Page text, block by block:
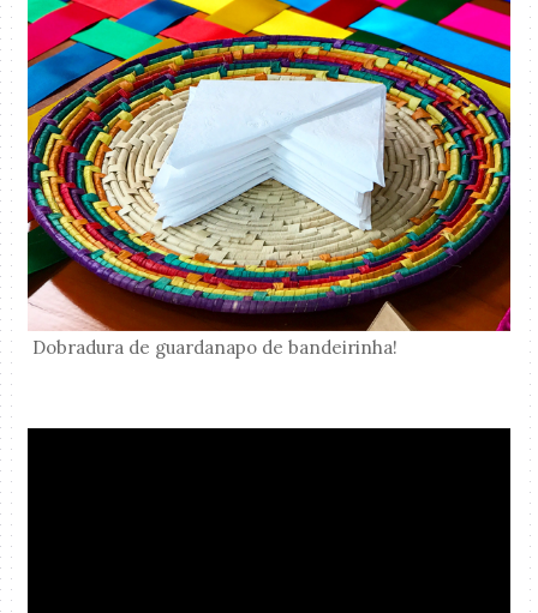
Dobradura de guardanapo de bandeirinha!